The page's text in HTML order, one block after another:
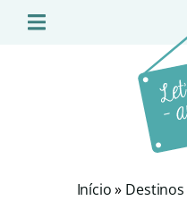
Início» Destinos